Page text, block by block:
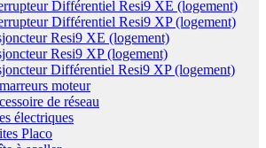
Différentiel Resi9 XE (logement)
Différentiel Resi9 XP (logement)
Resi9 XE (logement)
Resi9 XP (logement)
Différentiel Resi9 XP (logement)
moteur
de réseau
électriques
Placo